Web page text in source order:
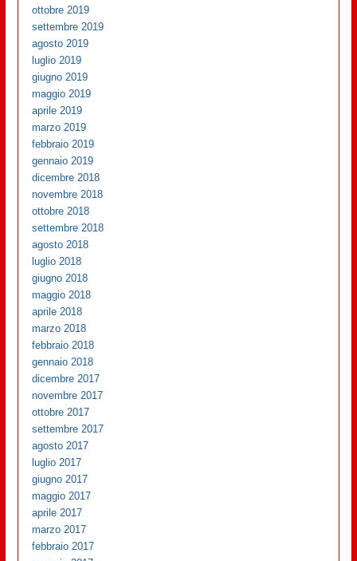
ottobre 2019
settembre 2019
agosto 2019
luglio 2019
giugno 2019
maggio 2019
aprile 2019
marzo 2019
febbraio 2019
gennaio 2019
dicembre 2018
novembre 2018
ottobre 2018
settembre 2018
agosto 2018
luglio 2018
giugno 2018
maggio 2018
aprile 2018
marzo 2018
febbraio 2018
gennaio 2018
dicembre 2017
novembre 2017
ottobre 2017
settembre 2017
agosto 2017
luglio 2017
giugno 2017
maggio 2017
aprile 2017
marzo 2017
febbraio 2017